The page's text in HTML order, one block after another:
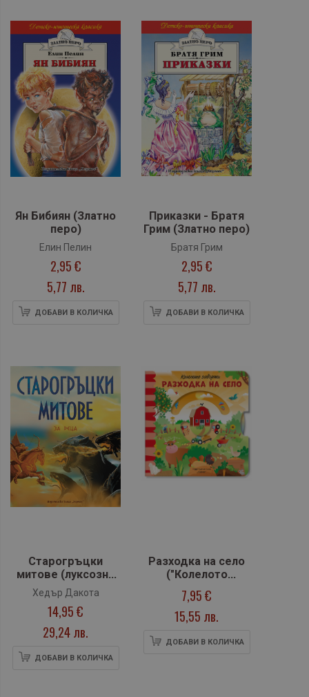
Ян Бибиян (Златно
перо)
Елин Пелин
2,95 €
5,77 лв.
ДОБАВИ В КОЛИЧКА
Приказки - Братя
Грим (Златно перо)
Братя Грим
2,95 €
5,77 лв.
ДОБАВИ В КОЛИЧКА
Старогръцки
митове (луксозно
издание)
Хедър Дакота
14,95 €
29,24 лв.
ДОБАВИ В КОЛИЧКА
Разходка на село
("Колелото
завърти")
7,95 €
15,55 лв.
ДОБАВИ В КОЛИЧКА